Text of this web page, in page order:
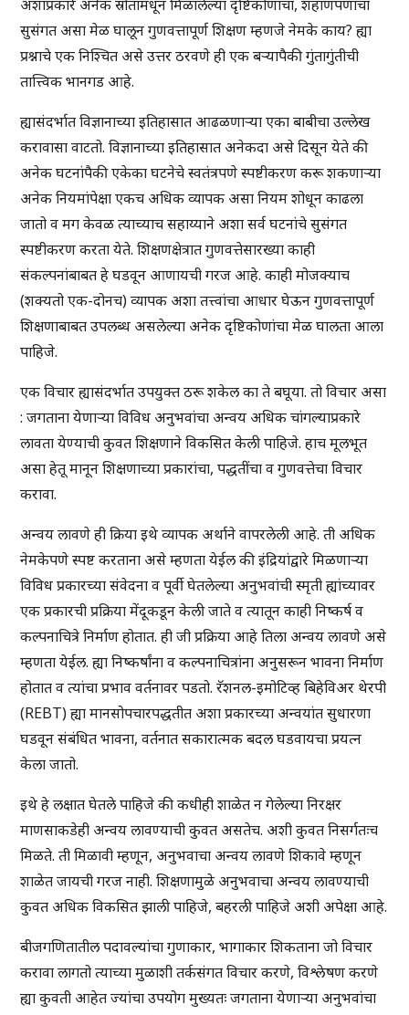
अशाप्रकारे अनेक स्रोतांमधून मिळालेल्या दृष्टिकोणांचा, शहाणपणाचा
सुसंगत असा मेळ घालून गुणवत्तापूर्ण शिक्षण म्हणजे नेमके काय? ह्या
प्रश्नाचे एक निश्चित असे उत्तर ठरवणे ही एक बऱ्यापैकी गुंतागुंतीची
तात्त्विक भानगड आहे.
ह्यासंदर्भात विज्ञानाच्या इतिहासात आढळणाऱ्या एका बाबीचा उल्लेख
करावासा वाटतो. विज्ञानाच्या इतिहासात अनेकदा असे दिसून येते की
अनेक घटनांपैकी एकेका घटनेचे स्वतंत्रपणे स्पष्टीकरण करू शकणाऱ्या
अनेक नियमांपेक्षा एकच अधिक व्यापक असा नियम शोधून काढला
जातो व मग केवळ त्याच्याच सहाय्याने अशा सर्व घटनांचे सुसंगत
स्पष्टीकरण करता येते. शिक्षणक्षेत्रात गुणवत्तेसारख्या काही
संकल्पनांबाबत हे घडवून आणायची गरज आहे. काही मोजक्याच
(शक्यतो एक-दोनच) व्यापक अशा तत्त्वांचा आधार घेऊन गुणवत्तापूर्ण
शिक्षणाबाबत उपलब्ध असलेल्या अनेक दृष्टिकोणांचा मेळ घालता आला
पाहिजे.
एक विचार ह्यासंदर्भात उपयुक्त ठरू शकेल का ते बघूया. तो विचार असा
: जगताना येणाऱ्या विविध अनुभवांचा अन्वय अधिक चांगल्याप्रकारे
लावता येण्याची कुवत शिक्षणाने विकसित केली पाहिजे. हाच मूलभूत
असा हेतू मानून शिक्षणाच्या प्रकारांचा, पद्धतींचा व गुणवत्तेचा विचार
करावा.
अन्वय लावणे ही क्रिया इथे व्यापक अर्थाने वापरलेली आहे. ती अधिक
नेमकेपणे स्पष्ट करताना असे म्हणता येईल की इंद्रियांद्वारे मिळणाऱ्या
विविध प्रकारच्या संवेदना व पूर्वी घेतलेल्या अनुभवांची स्मृती ह्यांच्यावर
एक प्रकारची प्रक्रिया मेंदूकडून केली जाते व त्यातून काही निष्कर्ष व
कल्पनाचित्रे निर्माण होतात. ही जी प्रक्रिया आहे तिला अन्वय लावणे असे
म्हणता येईल. ह्या निष्कर्षांना व कल्पनाचित्रांना अनुसरून भावना निर्माण
होतात व त्यांचा प्रभाव वर्तनावर पडतो. रॅशनल-इमोटिव्ह बिहेविअर थेरपी
(REBT) ह्या मानसोपचारपद्धतीत अशा प्रकारच्या अन्वयांत सुधारणा
घडवून संबंधित भावना, वर्तनात सकारात्मक बदल घडवायचा प्रयत्न
केला जातो.
इथे हे लक्षात घेतले पाहिजे की कधीही शाळेत न गेलेल्या निरक्षर
माणसाकडेही अन्वय लावण्याची कुवत असतेच. अशी कुवत निसर्गतःच
मिळते. ती मिळावी म्हणून, अनुभवाचा अन्वय लावणे शिकावे म्हणून
शाळेत जायची गरज नाही. शिक्षणामुळे अनुभवाचा अन्वय लावण्याची
कुवत अधिक विकसित झाली पाहिजे, बहरली पाहिजे अशी अपेक्षा आहे.
बीजगणितातील पदावल्यांचा गुणाकार, भागाकार शिकताना जो विचार
करावा लागतो त्याच्या मुळाशी तर्कसंगत विचार करणे, विश्लेषण करणे
ह्या कुवती आहेत ज्यांचा उपयोग मुख्यतः जगताना येणाऱ्या अनुभवांचा